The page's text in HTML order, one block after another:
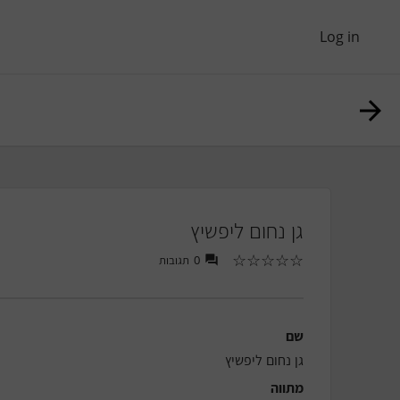
Log in
גן נחום ליפשיץ
☆
☆
☆
☆
☆
0 תגובות
שם
גן נחום ליפשיץ
מתווה